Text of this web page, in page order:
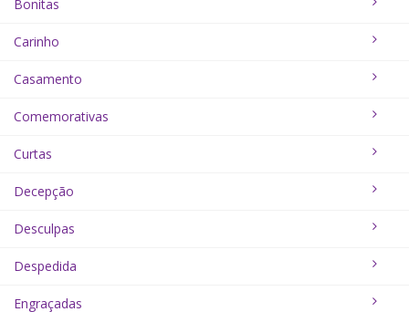
Bonitas
Carinho
Casamento
Comemorativas
Curtas
Decepção
Desculpas
Despedida
Engraçadas